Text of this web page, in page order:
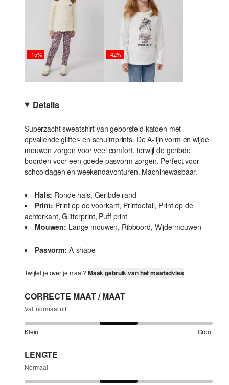
-15% -42%
Details
Superzacht sweatshirt van geborsteld katoen met
opvallende glitter- en schuimprints. De A-lijn vorm en wijde
mouwen zorgen voor veel comfort, terwijl de geribde
boorden voor een goede pasvorm zorgen. Perfect voor
schooldagen en weekendavonturen. Machinewasbaar.
Hals: Ronde hals, Geribde rand
Print: Print op de voorkant, Printdetail, Print op de
achterkant, Glitterprint, Puff print
Mouwen: Lange mouwen, Ribboord, Wijde mouwen
Pasvorm: A-shape
Twijfel je over je maat? Maak gebruik van het maatadvies
CORRECTE MAAT / MAAT
Valt normaal uit
Klein Groot
LENGTE
Normaal